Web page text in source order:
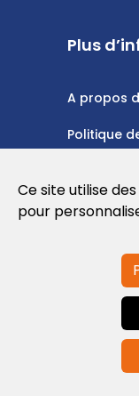
Plus
A propos
Politique
Ce site utilise
pour